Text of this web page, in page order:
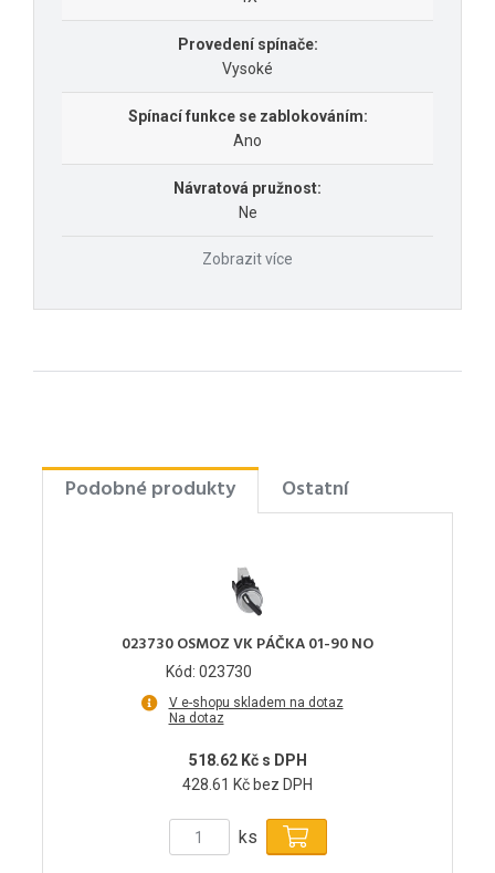
Provedení spínače:
Vysoké
Spínací funkce se zablokováním:
Ano
Návratová pružnost:
Ne
Zobrazit více
Podobné produkty Ostatní
023730 OSMOZ VK PÁČKA 01-90 NO
Kód: 023730
V e-shopu skladem na dotaz
Na dotaz
518.62 Kč s DPH
428.61 Kč bez DPH
ks